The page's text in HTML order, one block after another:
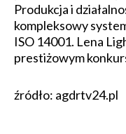
Produkcja i
kompleksowy
ISO 14001. Lena
prestiżowym
źródło: agdrtv24.pl